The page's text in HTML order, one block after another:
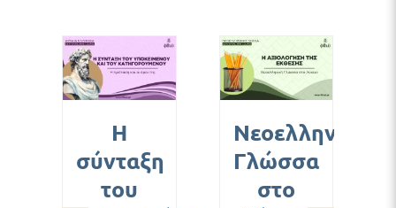
Η
σύνταξη
του
ΠΡΟΣΘΉΚΗ
ΣΤΟ ΚΑΛΆΘΙ
/
ΛΕΠΤΟΜΈΡΕΙΕΣ
Νεοελληνική
Γλώσσα
στο
ΠΡΟΣΘΉΚΗ
ΣΤΟ ΚΑΛΆΘΙ
/
ΛΕΠΤΟΜΈΡΕΙΕΣ